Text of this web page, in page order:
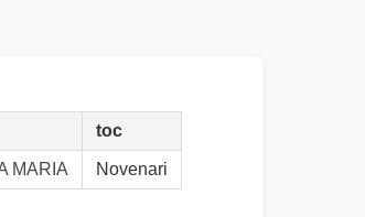
toc
MARIA Novenari